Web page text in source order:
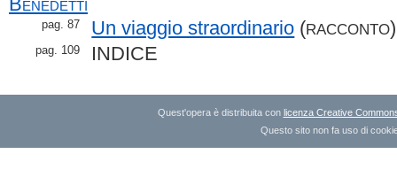
pag. 87 Un viaggio straordinario (RACCONTO
pag. 109 INDICE
Quest'opera è distribuita con licenza Creative
Questo sito non fa uso di